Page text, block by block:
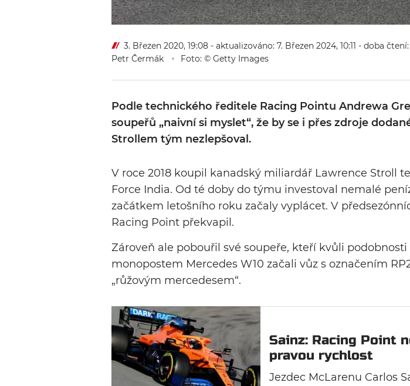
3. Březen 2020, 19:08 - aktualizováno: 7. Březen 2024, 10:11 - doba
Petr Čermák
Foto: © Getty Images
Podle technického ředitele Racing Pointu Andrewa
soupeřů „naivní si myslet“, že by se i přes zdroje
Strollem tým nezlepšoval.
V roce 2018 koupil kanadský miliardář Lawrence Stroll
Force India. Od té doby do týmu investoval nemalé
začátkem letošního roku začaly vyplácet. V
Racing Point překvapil.
Zároveň ale pobouřil své soupeře, kteří kvůli podobnosti
monopostem Mercedes W10 začali vůz s označením
„růžovým mercedesem“.
Sainz: Racing Point
pravou rychlost
Jezdec McLarenu Carlos